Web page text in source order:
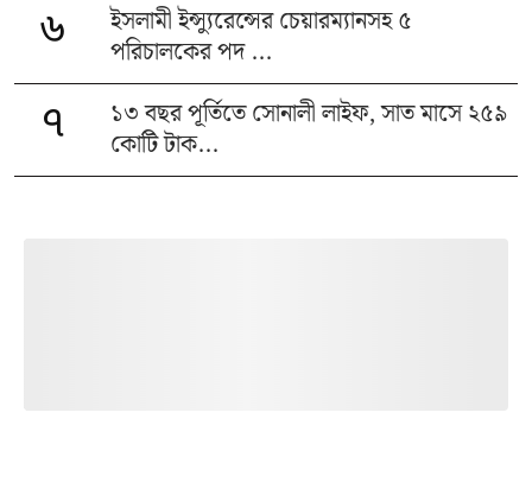
৬
ইসলামী ইন্স্যুরেন্সের চেয়ারম্যানসহ ৫
পরিচালকের পদ ...
৭
১৩ বছর পূর্তিতে সোনালী লাইফ, সাত মাসে ২৫৯
কোটি টাক...